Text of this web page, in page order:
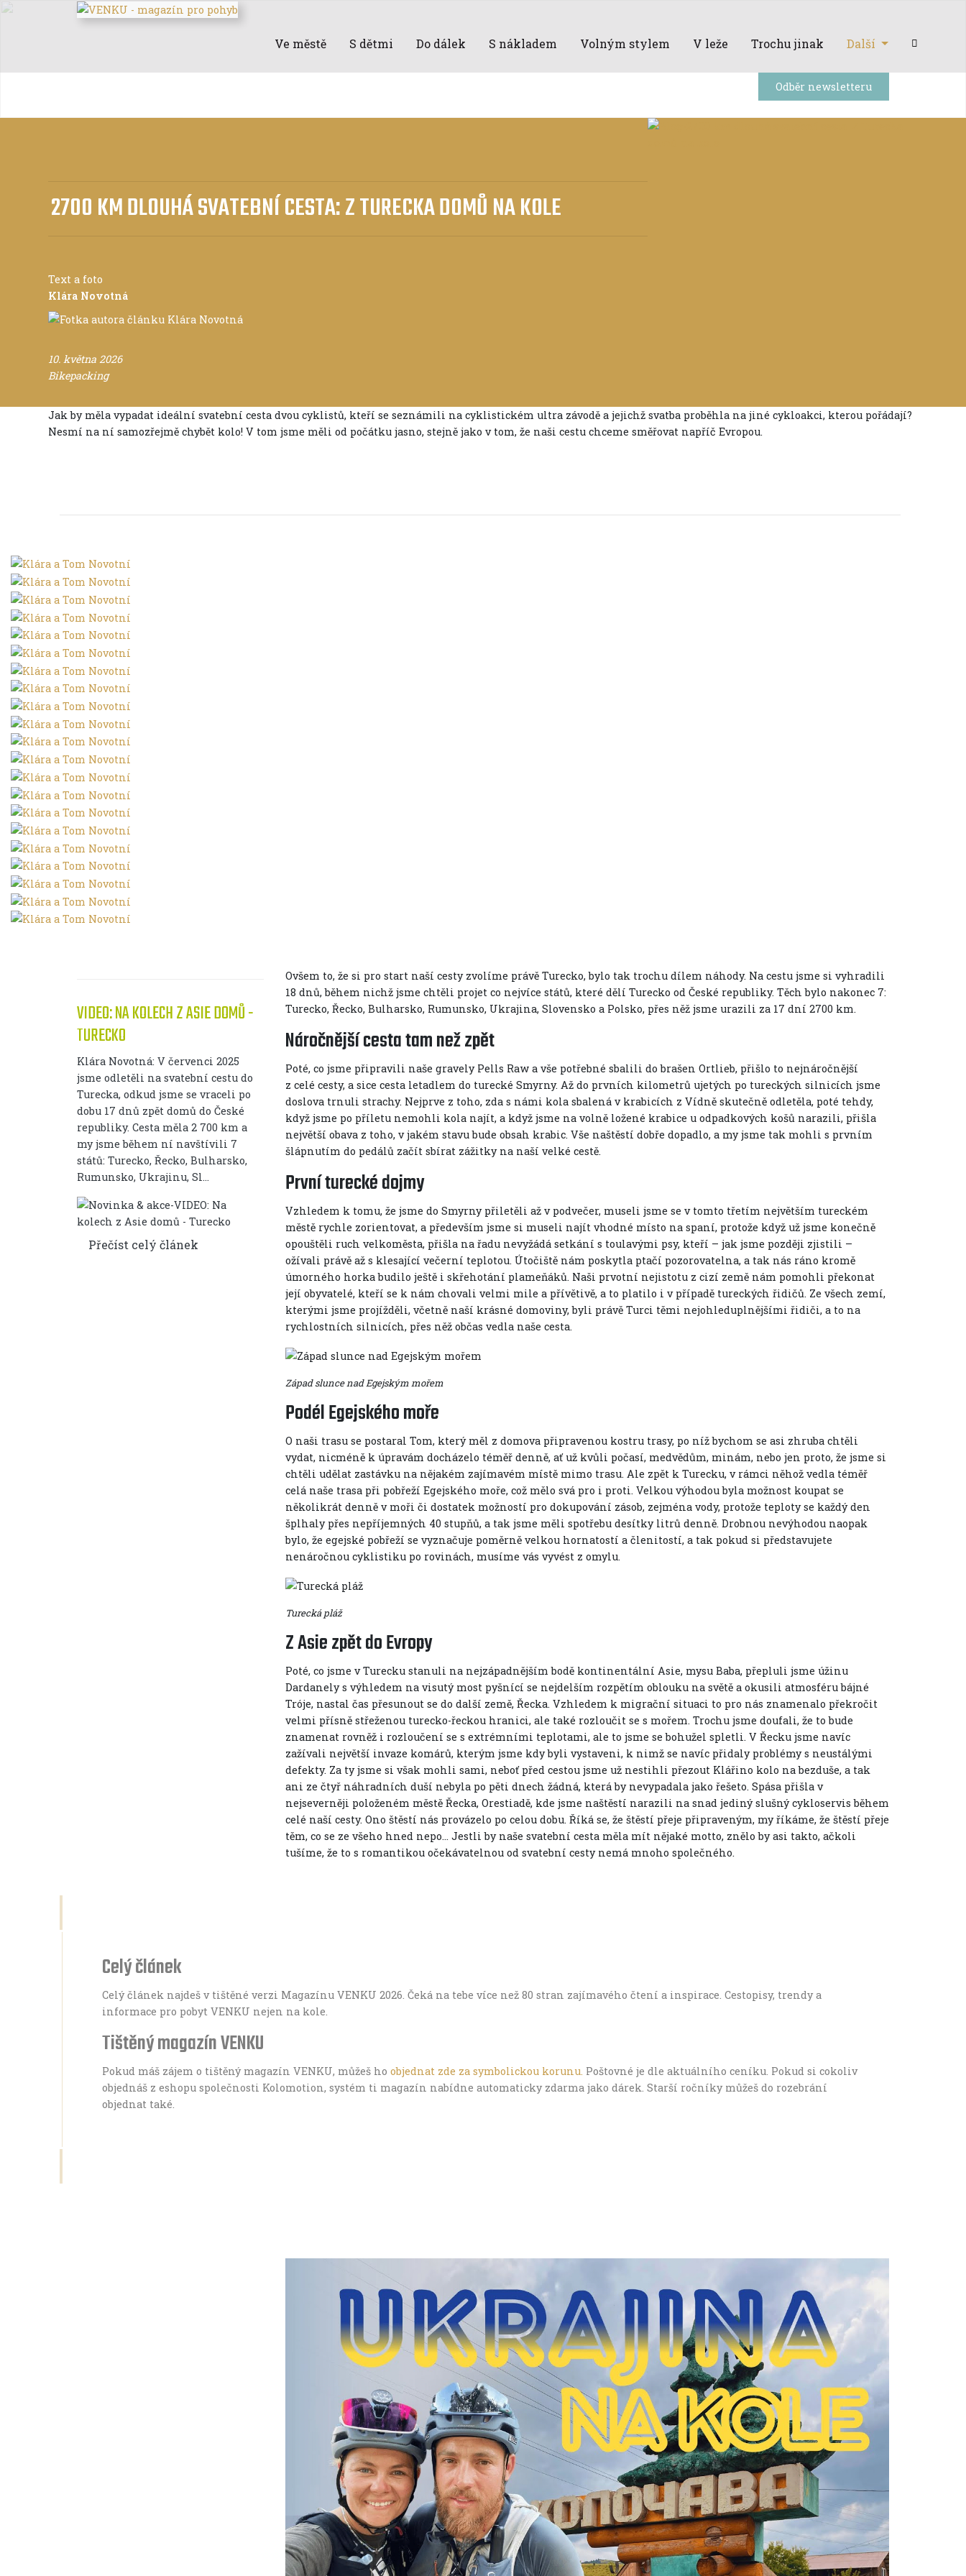
Ve městě S dětmi Do dálek S nákladem Volným stylem V leže Trochu jinak Další
Odběr newsletteru
2700 KM DLOUHÁ SVATEBNÍ CESTA: Z TURECKA DOMŮ NA KOLE
Text a foto
Klára Novotná
10. května 2026
Bikepacking
Jak by měla vypadat ideální svatební cesta dvou cyklistů, kteří se seznámili na cyklistickém ultra závodě a jejichž svatba proběhla na jiné cykloakci, kterou pořádají?
Nesmí na ní samozřejmě chybět kolo! V tom jsme měli od počátku jasno, stejně jako v tom, že naši cestu chceme směřovat napříč Evropou.
VIDEO: NA KOLECH Z ASIE DOMŮ -
TURECKO
Klára Novotná: V červenci 2025
jsme odletěli na svatební cestu do
Turecka, odkud jsme se vraceli po
dobu 17 dnů zpět domů do České
republiky. Cesta měla 2 700 km a
my jsme během ní navštívili 7
států: Turecko, Řecko, Bulharsko,
Rumunsko, Ukrajinu, Sl...
Přečíst celý článek
Ovšem to, že si pro start naší cesty zvolíme právě Turecko, bylo tak trochu dílem náhody. Na cestu jsme si vyhradili
18 dnů, během nichž jsme chtěli projet co nejvíce států, které dělí Turecko od České republiky. Těch bylo nakonec 7:
Turecko, Řecko, Bulharsko, Rumunsko, Ukrajina, Slovensko a Polsko, přes něž jsme urazili za 17 dní 2700 km.
Náročnější cesta tam než zpět
Poté, co jsme připravili naše gravely Pells Raw a vše potřebné sbalili do brašen Ortlieb, přišlo to nejnáročnější
z celé cesty, a sice cesta letadlem do turecké Smyrny. Až do prvních kilometrů ujetých po tureckých silnicích jsme
doslova trnuli strachy. Nejprve z toho, zda s námi kola sbalená v krabicích z Vídně skutečně odletěla, poté tehdy,
když jsme po příletu nemohli kola najít, a když jsme na volně ložené krabice u odpadkových košů narazili, přišla
největší obava z toho, v jakém stavu bude obsah krabic. Vše naštěstí dobře dopadlo, a my jsme tak mohli s prvním
šlápnutím do pedálů začít sbírat zážitky na naší velké cestě.
První turecké dojmy
Vzhledem k tomu, že jsme do Smyrny přiletěli až v podvečer, museli jsme se v tomto třetím největším tureckém
městě rychle zorientovat, a především jsme si museli najít vhodné místo na spaní, protože když už jsme konečně
opouštěli ruch velkoměsta, přišla na řadu nevyžádá setkání s toulavými psy, kteří – jak jsme později zjistili –
ožívali právě až s klesající večerní teplotou. Útočiště nám poskytla ptačí pozorovatelna, a tak nás ráno kromě
úmorného horka budilo ještě i skřehotání plameňáků. Naši prvotní nejistotu z cizí země nám pomohli překonat
její obyvatelé, kteří se k nám chovali velmi mile a přívětivě, a to platilo i v případě tureckých řidičů. Ze všech zemí,
kterými jsme projížděli, včetně naší krásné domoviny, byli právě Turci těmi nejohleduplnějšími řidiči, a to na
rychlostních silnicích, přes něž občas vedla naše cesta.
Západ slunce nad Egejským mořem
Podél Egejského moře
O naši trasu se postaral Tom, který měl z domova připravenou kostru trasy, po níž bychom se asi zhruba chtěli
vydat, nicméně k úpravám docházelo téměř denně, ať už kvůli počasí, medvědům, minám, nebo jen proto, že jsme si
chtěli udělat zastávku na nějakém zajímavém místě mimo trasu. Ale zpět k Turecku, v rámci něhož vedla téměř
celá naše trasa při pobřeží Egejského moře, což mělo svá pro i proti. Velkou výhodou byla možnost koupat se
několikrát denně v moři či dostatek možností pro dokupování zásob, zejména vody, protože teploty se každý den
šplhaly přes nepříjemných 40 stupňů, a tak jsme měli spotřebu desítky litrů denně. Drobnou nevýhodou naopak
bylo, že egejské pobřeží se vyznačuje poměrně velkou hornatostí a členitostí, a tak pokud si představujete
nenáročnou cyklistiku po rovinách, musíme vás vyvést z omylu.
Turecká pláž
Z Asie zpět do Evropy
Poté, co jsme v Turecku stanuli na nejzápadnějším bodě kontinentální Asie, mysu Baba, přepluli jsme úžinu
Dardanely s výhledem na visutý most pyšnící se nejdelším rozpětím oblouku na světě a okusili atmosféru bájné
Tróje, nastal čas přesunout se do další země, Řecka. Vzhledem k migrační situaci to pro nás znamenalo překročit
velmi přísně střeženou turecko-řeckou hranici, ale také rozloučit se s mořem. Trochu jsme doufali, že to bude
znamenat rovněž i rozloučení se s extrémními teplotami, ale to jsme se bohužel spletli. V Řecku jsme navíc
zažívali největší invaze komárů, kterým jsme kdy byli vystaveni, k nimž se navíc přidaly problémy s neustálými
defekty. Za ty jsme si však mohli sami, neboť před cestou jsme už nestihli přezout Klářino kolo na bezduše, a tak
ani ze čtyř náhradních duší nebyla po pěti dnech žádná, která by nevypadala jako řešeto. Spása přišla v
nejseverněji položeném městě Řecka, Orestiadě, kde jsme naštěstí narazili na snad jediný slušný cykloservis během
celé naší cesty. Ono štěstí nás provázelo po celou dobu. Říká se, že štěstí přeje připraveným, my říkáme, že štěstí přeje
těm, co se ze všeho hned nepo... Jestli by naše svatební cesta měla mít nějaké motto, znělo by asi takto, ačkoli
tušíme, že to s romantikou očekávatelnou od svatební cesty nemá mnoho společného.
Celý článek
Celý článek najdeš v tištěné verzi Magazínu VENKU 2026. Čeká na tebe více než 80 stran zajímavého čtení a inspirace. Cestopisy, trendy a
informace pro pobyt VENKU nejen na kole.
Tištěný magazín VENKU
Pokud máš zájem o tištěný magazín VENKU, můžeš ho objednat zde za symbolickou korunu. Poštovné je dle aktuálního ceníku. Pokud si cokoliv
objednáš z eshopu společnosti Kolomotion, systém ti magazín nabídne automaticky zdarma jako dárek. Starší ročníky můžeš do rozebrání
objednat také.